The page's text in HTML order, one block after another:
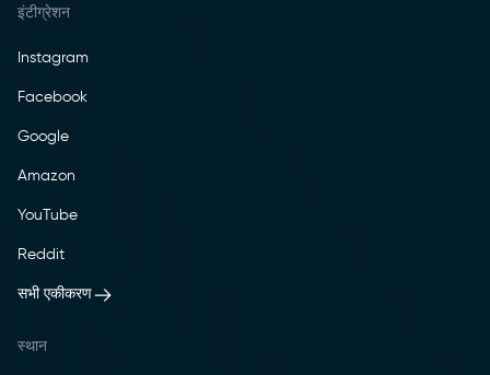
इंटीग्रेशन
Instagram
Facebook
Google
Amazon
YouTube
Reddit
सभी एकीकरण
स्थान